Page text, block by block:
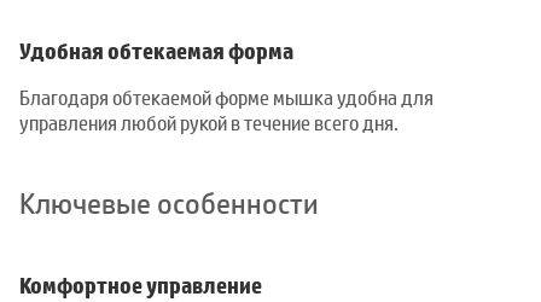
Удобная обтекаемая форма
Благодаря обтекаемой форме мышка удобна для
управления любой рукой в течение всего дня.
Ключевые особенности
Комфортное управление